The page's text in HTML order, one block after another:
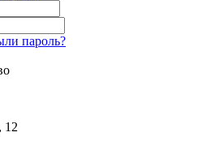
пароль?
12